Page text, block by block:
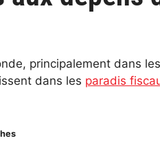
principalement dans
dans les paradis